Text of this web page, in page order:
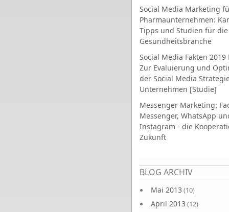
Social Media Marketing
Pharmaunternehmen:
Tipps und Studien für die
Gesundheitsbranche
Social Media Fakten 2019
Zur Evaluierung und
der Social Media
Unternehmen [Studie]
Messenger Marketing:
Messenger, WhatsApp
Instagram - die
Zukunft
BLOG ARCHIV
Mai 2013 (10)
April 2013 (12)
Seiten